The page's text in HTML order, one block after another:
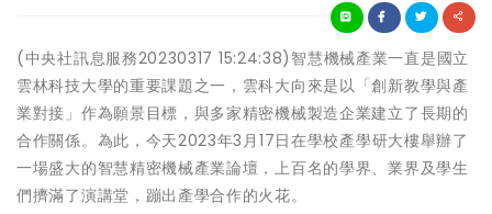
(中央社訊息服務20230317 15:24:38)智慧機械產業一直是國立
雲林科技大學的重要課題之一，雲科大向來是以「創新教學與產
業對接」作為願景目標，與多家精密機械製造企業建立了長期的
合作關係。為此，今天2023年3月17日在學校產學研大樓舉辦了
一場盛大的智慧精密機械產業論壇，上百名的學界、業界及學生
們擠滿了演講堂，蹦出產學合作的火花。